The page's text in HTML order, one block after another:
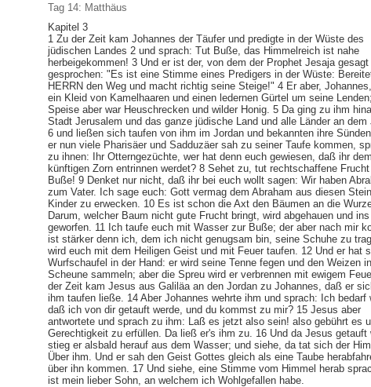
Tag 14: Matthäus
Kapitel 3
1 Zu der Zeit kam Johannes der Täufer und predigte in der Wüste des
jüdischen Landes 2 und sprach: Tut Buße, das Himmelreich ist nahe
herbeigekommen! 3 Und er ist der, von dem der Prophet Jesaja gesagt
gesprochen: "Es ist eine Stimme eines Predigers in der Wüste:
HERRN den Weg und macht richtig seine Steige!" 4 Er aber,
ein Kleid von Kamelhaaren und einen ledernen Gürtel um seine
Speise aber war Heuschrecken und wilder Honig. 5 Da ging zu ihm
Stadt Jerusalem und das ganze jüdische Land und alle Länder an dem
6 und ließen sich taufen von ihm im Jordan und bekannten ihre
er nun viele Pharisäer und Sadduzäer sah zu seiner Taufe kommen,
zu ihnen: Ihr Otterngezüchte, wer hat denn euch gewiesen, daß ihr dem
künftigen Zorn entrinnen werdet? 8 Sehet zu, tut rechtschaffene
Buße! 9 Denket nur nicht, daß ihr bei euch wollt sagen: Wir haben
zum Vater. Ich sage euch: Gott vermag dem Abraham aus diesen
Kinder zu erwecken. 10 Es ist schon die Axt den Bäumen an die
Darum, welcher Baum nicht gute Frucht bringt, wird abgehauen und
geworfen. 11 Ich taufe euch mit Wasser zur Buße; der aber nach mir
ist stärker denn ich, dem ich nicht genugsam bin, seine Schuhe zu
wird euch mit dem Heiligen Geist und mit Feuer taufen. 12 Und er hat
Wurfschaufel in der Hand: er wird seine Tenne fegen und den Weizen
Scheune sammeln; aber die Spreu wird er verbrennen mit ewigem
der Zeit kam Jesus aus Galiläa an den Jordan zu Johannes, daß er
ihm taufen ließe. 14 Aber Johannes wehrte ihm und sprach: Ich bedarf
daß ich von dir getauft werde, und du kommst zu mir? 15 Jesus aber
antwortete und sprach zu ihm: Laß es jetzt also sein! also gebührt es
Gerechtigkeit zu erfüllen. Da ließ er's ihm zu. 16 Und da Jesus getauft
stieg er alsbald herauf aus dem Wasser; und siehe, da tat sich der
Über ihm. Und er sah den Geist Gottes gleich als eine Taube
über ihn kommen. 17 Und siehe, eine Stimme vom Himmel herab
ist mein lieber Sohn, an welchem ich Wohlgefallen habe.